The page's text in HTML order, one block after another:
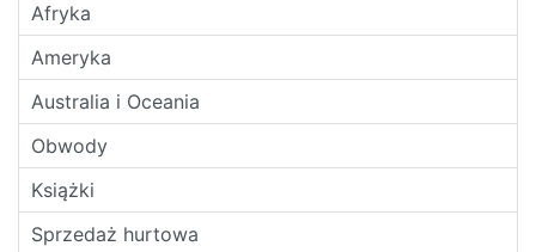
Afryka
Ameryka
Australia i Oceania
Obwody
Książki
Sprzedaż hurtowa